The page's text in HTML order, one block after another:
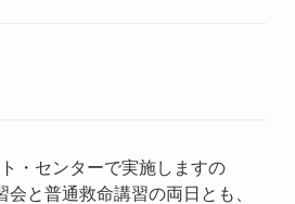
・センターで実施しますの
と普通救命講習の両日とも、